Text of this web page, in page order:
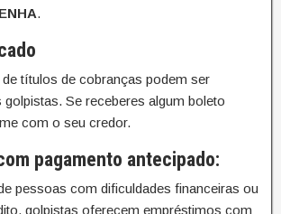
.
títulos de cobranças podem ser
golpistas. Se receberes algum boleto
com o seu credor.
pagamento antecipado:
pessoas com dificuldades financeiras ou
golpistas oferecem empréstimos com